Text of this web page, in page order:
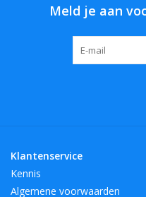
Meld je aan
Klantenservice
Kennis
Algemene voorwaarden